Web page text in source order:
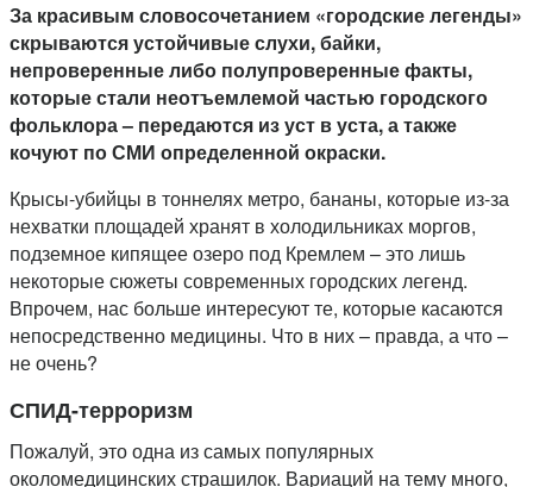
За красивым словосочетанием «городские легенды»
скрываются устойчивые слухи, байки,
непроверенные либо полупроверенные факты,
которые стали неотъемлемой частью городского
фольклора – передаются из уст в уста, а также
кочуют по СМИ определенной окраски.
Крысы-убийцы в тоннелях метро, бананы, которые из-за
нехватки площадей хранят в холодильниках моргов,
подземное кипящее озеро под Кремлем – это лишь
некоторые сюжеты современных городских легенд.
Впрочем, нас больше интересуют те, которые касаются
непосредственно медицины. Что в них – правда, а что –
не очень?
СПИД-терроризм
Пожалуй, это одна из самых популярных
околомедицинских страшилок. Вариаций на тему много,